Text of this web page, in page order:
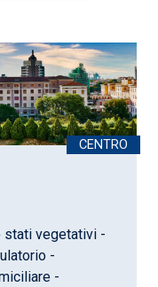
stati vegetativi -
-
-